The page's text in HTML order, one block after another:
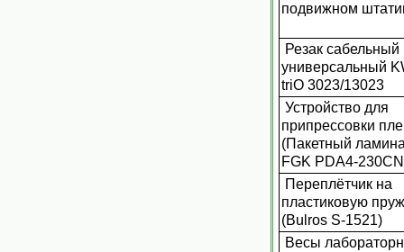
подвижном
Резак сабельный
универсальный
triO 3023/13023
Устройство для
припрессовки
(Пакетный
FGK PDA4-
Переплётчик на
пластиковую
(Bulros S-1521)
Весы